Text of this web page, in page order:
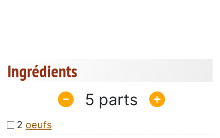
Ingrédients
5
2 oeufs